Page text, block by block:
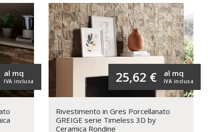
IVA inclusa
al mq 25,62 € IVA inclusa
al mq
Rivestimento in Gres Porcellanato
GREIGE serie Timeless 3D by
Ceramica Rondine